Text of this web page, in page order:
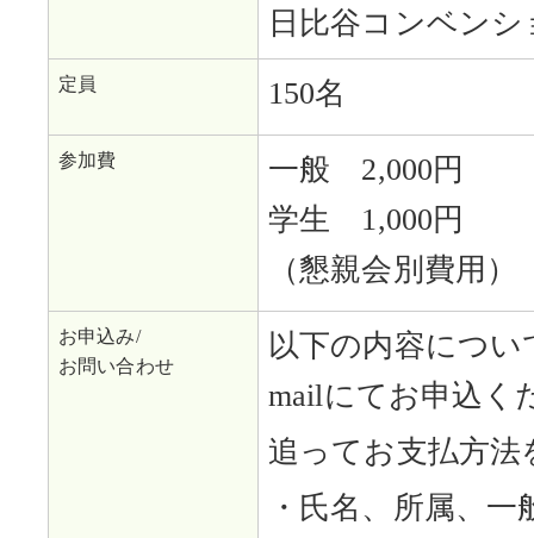
日比谷コンベン
定員 150名
参加費
一般 2,000円
学生 1,000円
（懇親会別費用）
お申込み/
お問い合わせ
以下の内容につい
mailにてお申込く
追ってお支払方
・氏名、所属、